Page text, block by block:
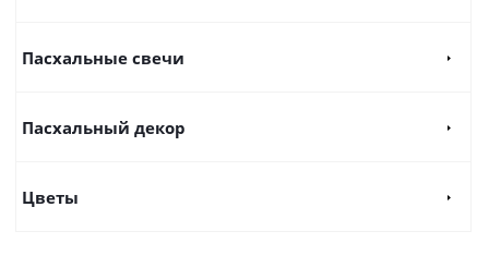
Пасхальные свечи
Пасхальный декор
Цветы